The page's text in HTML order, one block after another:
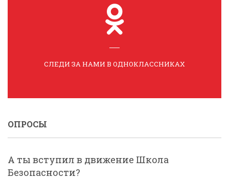
СЛЕДИ ЗА НАМИ В ОДНОКЛАССНИКАХ
ОПРОСЫ
А ты вступил в движение Школа
Безопасности?